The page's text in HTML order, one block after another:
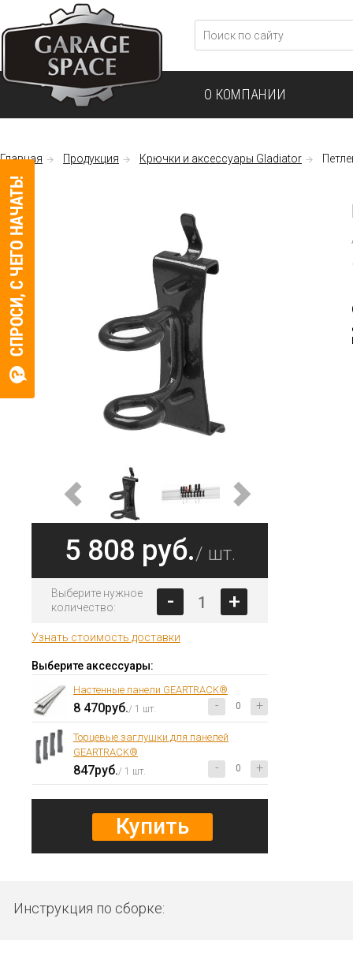
О КОМПАНИИ
Главная Продукция Крючки и аксессуары Gladiator
5 808 руб./ шт.
Выберите нужное
количество:
- +
Узнать стоимость доставки
Выберите аксессуары:
Настенные панели GEARTRACK®
8 470руб./ 1 шт. - +
Торцевые заглушки для панелей
GEARTRACK®
847руб./ 1 шт. - +
Купить
Инструкция по сборке: